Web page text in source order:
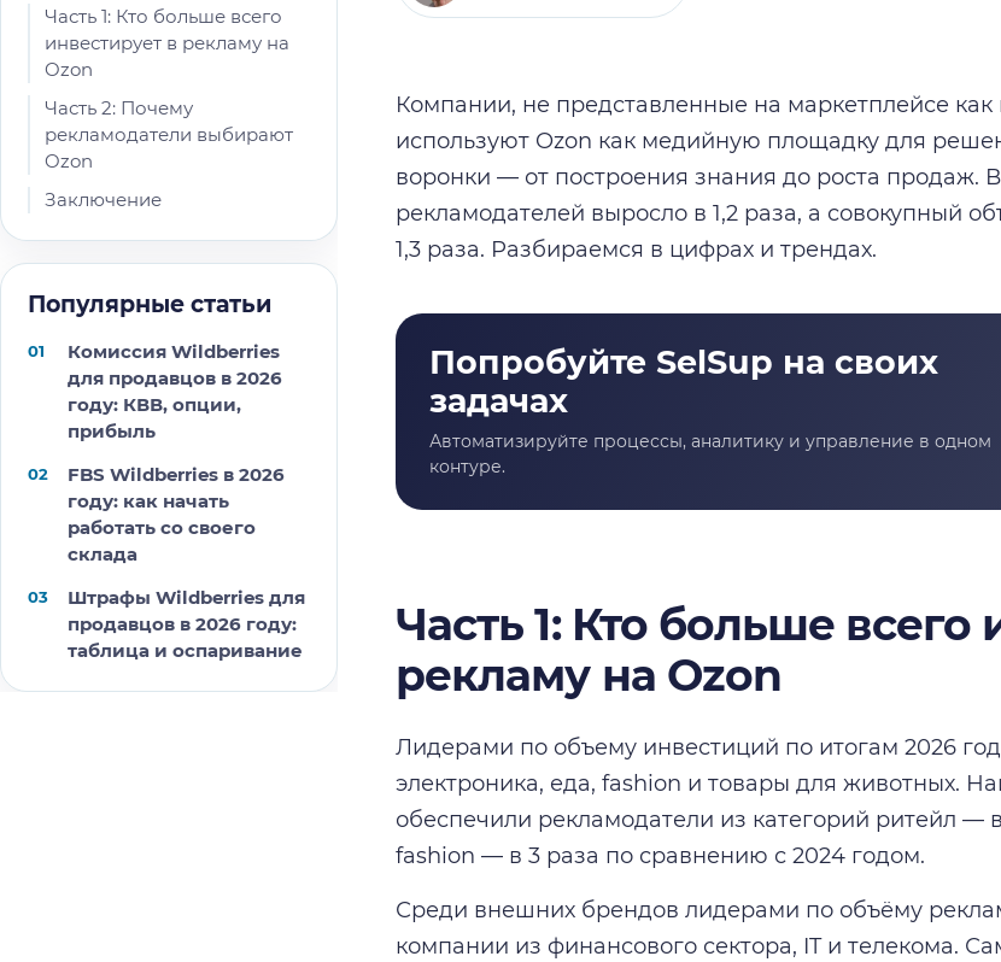
Часть 1: Кто больше всего
инвестирует в рекламу на
Ozon
Часть 2: Почему
рекламодатели выбирают
Ozon
Заключение
Популярные статьи
Комиссия Wildberries
для продавцов в 2026
году: КВВ, опции,
прибыль
FBS Wildberries в 2026
году: как начать
работать со своего
склада
Штрафы Wildberries для
продавцов в 2026 году:
таблица и оспаривание
Компании, не представленные на маркетплейсе
используют Ozon как медийную площадку для
воронки — от построения знания до роста продаж. В
рекламодателей выросло в 1,2 раза, а совокупный
1,3 раза. Разбираемся в цифрах и трендах.
Часть 1: Кто больше всего
рекламу на Ozon
Лидерами по объему инвестиций по итогам 2026
электроника, еда, fashion и товары для животных.
обеспечили рекламодатели из категорий ритейл —
fashion — в 3 раза по сравнению с 2024 годом.
Среди внешних брендов лидерами по объёму
компании из финансового сектора, IT и телекома.